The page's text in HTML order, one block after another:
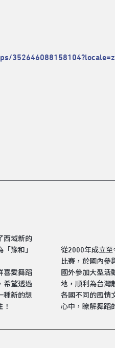
西域新的
豫和」
喜愛舞蹈
希望透過
種新的想
從2000年成立至
比賽，於國內參
國外參加大型活
地，順利為台灣
各國不同的風情
心中，瞭解舞蹈